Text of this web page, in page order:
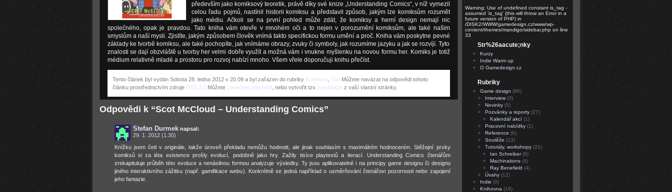
především jako komiksový teoretik, právě díky své knize „Understanding Comics“, v níž vymezil
celou řadu pojmů, nastínil historii komiksu a představil způsob, jakým lze komiksům rozumět
jako médiu. Ačkoli se na první pohled může zdát, že komiksy a herní design nemají nic
společného, opak je pravdou. Tato kniha vám otevře v mnohém oči a to nejen v porozumění komiksům, ale také našim
smyslům a naší mysli. Zjistíte, jakým způsobem člověk vnímá takto specifickou formu umění a proč. Kniha vám poskytne pevné
základy ke tvorbě komiksu, ale také pochopíte, jak vnímáme obrazy, zvuky či symboly, jak rozumíme jazyku a jak se rozvíjí. Tyto
znalosti se dají obzvláště u tvorby her velmi dobře využít a možná vám i vnukne myšlenku na novou formu her. Komiks je totiž
médium relativně mladé a prostoru pro rozvoj nabízí mnoho. Všem vřele doporučuji knihu přečíst.
Tento článek byl vydán Sobota 28. ledna 2012 v 20.09 a byl zařazen do rubriky Knihovna Top Můžete navázat na odpovědi tohoto
článku prostřednictvím zdroje RSS 2.0Můžete zanechat odpověd , nebo vytvořit tzv. trackback z vaší vlastní stránky.
Odpovědi k “Scot McCloud – Understanding Comics”
Stefan Durmek napsal:
29. 1. 2012 (1.30)
Knížku jsem četl v originále, takže úroveň překladu nemůžu hodnotit, ale jinak souhlasím s maximálním hodnocením. Stěžejní prvky
komiksů si za léta existence prošly evolucí, podobně jako hry. Zažily tisíce playtestů a iterací. Understanding Comics čtenářům
zrekapituluje průběh této evoluce a nenásilnou formou analyzuje výsledky. Ty jsou aplikovatelné i na principy game designu či designu
jiného interaktivního zážitku (např. gamifikace webu). Konkrétně se jedná například o usměrňování čtenářovi pozornosti nebo zapojení
jeho fantazie.
Warning: Use of undefined constant is_tag -
assumed 'is_tag' (this will throw an Error in a
future version of PHP) in
/DISK2/WWW/gamedesign.cz/www/wp-
content/themes/mandigo/sidebar.php on line
33
Str%26aacute;nky
Kurzy
Indie Warm up
O Gamedesign.cz
Rubriky
Game design (86)
Interview(3)
Novinky(5)
Pozvánky a reporty(27)
Kalendář akcí(1)
Pracovní nabídky(1)
Reference (6)
Soutěže (13)
Tutoriály, workshopy(21)
Ian Schreiber(8)
Machinations(4)
Ray Benefield (4)
Úvahy(12)
Indie (0)
Knihovna(19)